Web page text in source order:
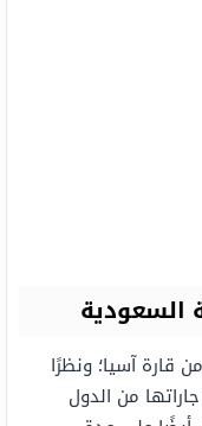
السعودية
قارة آسيا؛ ونظرًا
من الدول